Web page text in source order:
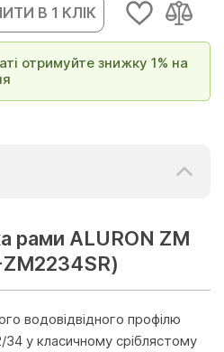
В 1 КЛІК
отримуйте знижку 1% на
рами ALURON ZM
водовідвідного профілю
34 у класичному сріблястому